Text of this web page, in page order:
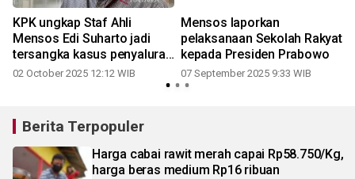
KPK ungkap Staf Ahli
Mensos Edi Suharto jadi
tersangka kasus penyaluran
bansos
02 October 2025 12:12 WIB
Mensos laporkan
pelaksanaan Sekolah Rakyat
kepada Presiden Prabowo
07 September 2025 9:33 WIB
Berita Terpopuler
Harga cabai rawit merah capai Rp58.750/Kg,
harga beras medium Rp16 ribuan